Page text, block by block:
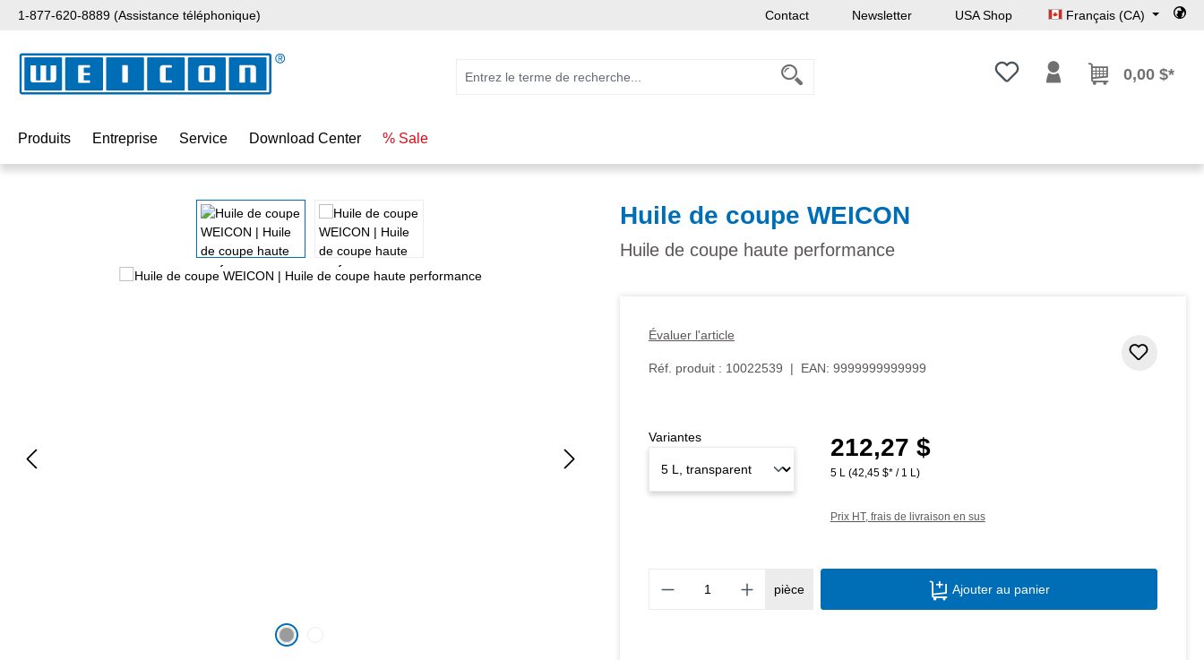
au contenu principal
Passer à la recherche
Passer à la navigation principale
1-877-620-8889 (Assistance téléphonique) Contact Newsletter USA Shop Français (CA)
Vous avez 0 articles dans votre
0,00 $*
Produits Entreprise Service Download Center % Sale
Huile de coupe WEICON
Huile de coupe haute performance
Évaluer l'article
Réf. produit : 10022539 | EAN: 9999999999999
Prix régulier :
212,27 $
5 L (42,45 $* / 1 L)
Prix HT, frais de livraison en sus
Variantes
Quantité de produit : Entrez la quantité
pièce Ajouter au panier